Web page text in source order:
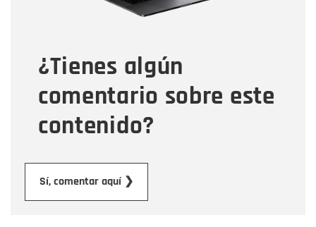
¿Tienes algún
comentario sobre este
contenido?
Sí, comentar aquí ❯
Tipo de comentario
Mensaje